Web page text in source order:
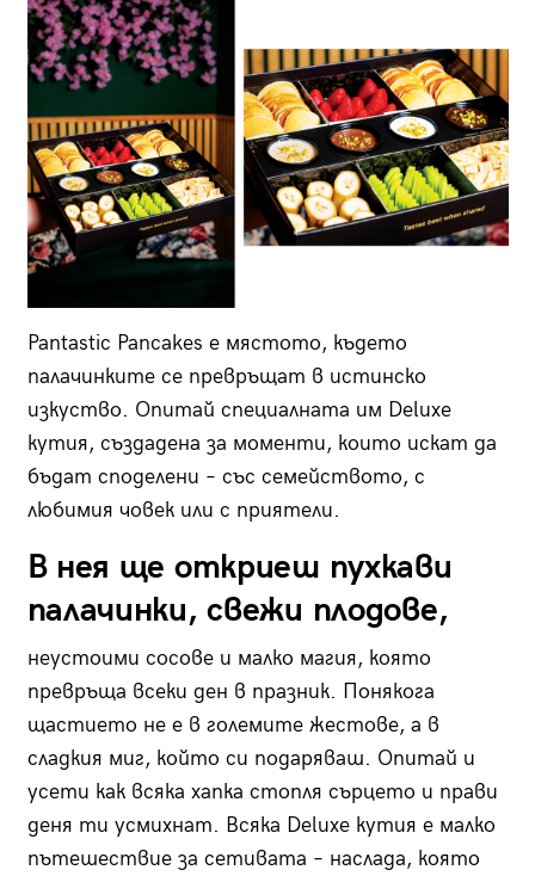
Pantastic Pancakes е мястото, където
палачинките се превръщат в истинско
изкуство. Опитай специалната им Deluxe
кутия, създадена за моменти, които искат да
бъдат споделени – със семейството, с
любимия човек или с приятели.
В нея ще откриеш пухкави
палачинки, свежи плодове,
неустоими сосове и малко магия, която
превръща всеки ден в празник. Понякога
щастието не е в големите жестове, а в
сладкия миг, който си подаряваш. Опитай и
усети как всяка хапка стопля сърцето и прави
деня ти усмихнат. Всяка Deluxe кутия е малко
пътешествие за сетивата – наслада, която